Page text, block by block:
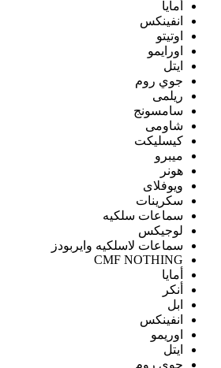
أمايا
انفينكس
اوتيتو
اورايمو
ايتل
جوي روم
ريلمى
سامسونج
شاومى
كيسليكت
ميبرو
هونر
ويوفلاى
سكرينات
سماعات سلكيه
لوجيكس
سماعات لاسلكيه وايربودز
CMF NOTHING
أمايا
أنكر
ابل
انفينكس
اوريمو
ايتل
جوي روم